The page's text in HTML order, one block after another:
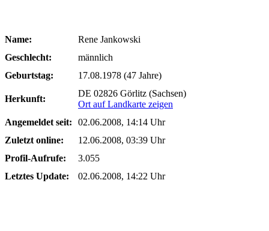
Name:
Rene Jankowski
Geschlecht:
männlich
Geburtstag:
17.08.1978 (47 Jahre)
Herkunft:
DE 02826 Görlitz (Sachsen)
Ort auf Landkarte zeigen
Angemeldet seit:
02.06.2008, 14:14 Uhr
Zuletzt online:
12.06.2008, 03:39 Uhr
Profil-Aufrufe:
3.055
Letztes Update:
02.06.2008, 14:22 Uhr